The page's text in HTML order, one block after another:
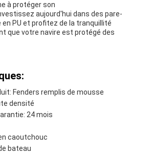
à protéger son
aujourd'hui dans des pare-
PU et profitez de la tranquillité
que votre navire est protégé des
Fenders remplis de mousse
densité
24 mois
caoutchouc
bateau